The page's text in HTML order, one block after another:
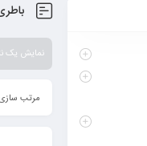
باطری
نمایش یک
مرتب